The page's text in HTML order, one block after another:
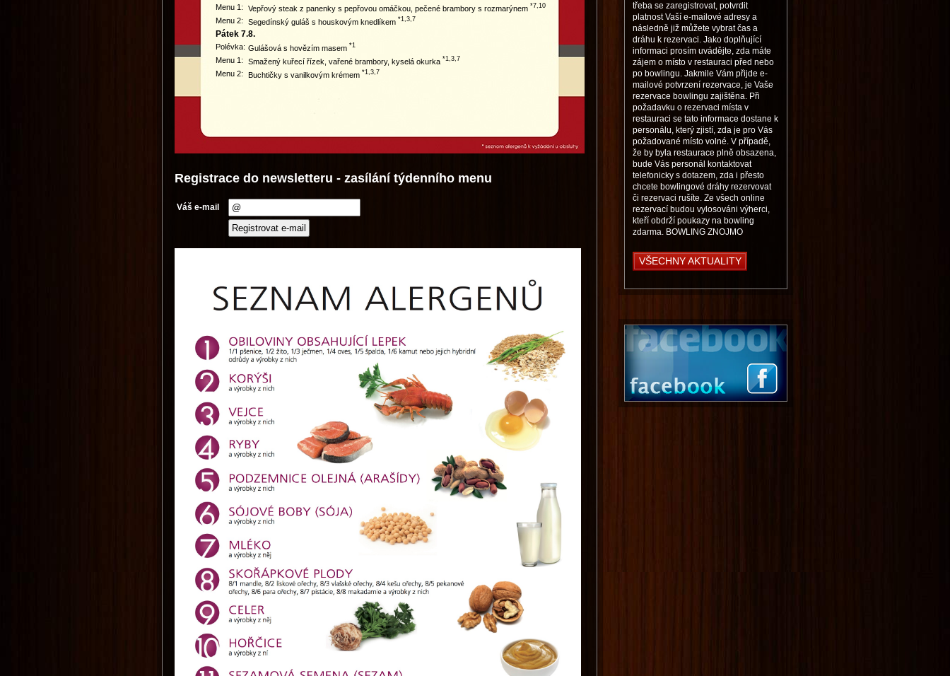
Menu 1: Vepřový steak z panenky s pepřovou omáčkou, pečené brambory s rozmarýnem *7,10
Menu 2: Segedínský guláš s houskovým knedlíkem *1,3,7
Pátek 7.8.
Polévka: Gulášová s hovězím masem *1
Menu 1: Smažený kuřecí řízek, vařené brambory, kyselá okurka *1,3,7
Menu 2: Buchtičky s vanilkovým krémem *1,3,7
Registrace do newsletteru - zasílání týdenního menu
Váš e-mail
třeba se zaregistrovat, potvrdit
platnost Vaší e-mailové adresy a
následně již můžete vybrat čas a
dráhu k rezervaci. Jako doplňující
informaci prosím uvádějte, zda máte
zájem o místo v restauraci před nebo
po bowlingu. Jakmile Vám přijde e-
mailové potvrzení rezervace, je Vaše
rezervace bowlingu zajištěna. Při
požadavku o rezervaci místa v
restauraci se tato informace dostane k
personálu, který zjistí, zda je pro Vás
požadované místo volné. V případě,
že by byla restaurace plně obsazena,
bude Vás personál kontaktovat
telefonicky s dotazem, zda i přesto
chcete bowlingové dráhy rezervovat
či rezervaci rušíte. Ze všech online
rezervací budou vylosováni výherci,
kteří obdrží poukazy na bowling
zdarma. BOWLING ZNOJMO
VŠECHNY AKTUALITY